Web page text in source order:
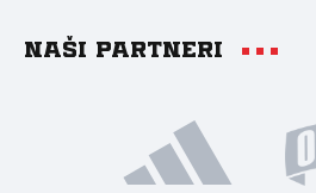
Naši partneri